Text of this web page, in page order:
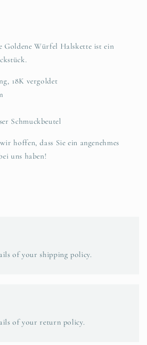
Goldene Würfel Halskette ist ein
18K vergoldet
Schmuckbeutel
hoffen, dass Sie ein angenehmes
uns haben!
of your shipping policy.
of your return policy.